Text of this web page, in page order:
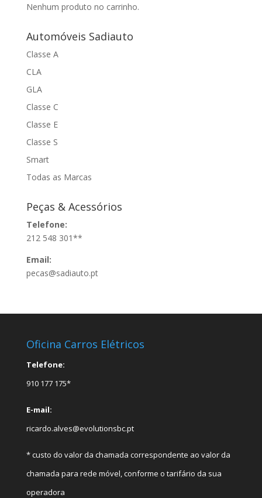
Nenhum produto no carrinho.
Automóveis Sadiauto
Classe A
CLA
GLA
Classe C
Classe E
Classe S
Smart
Todas as Marcas
Peças & Acessórios
Telefone:
212 548 301**
Email:
pecas@sadiauto.pt
Oficina Carros Elétricos
Telefone:
910 177 175*
E-mail:
ricardo.alves@evolutionsbc.pt
* custo do valor da chamada correspondente ao valor da
chamada para rede móvel, conforme o tarifário da sua
operadora